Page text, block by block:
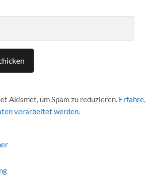
Akismet, um Spam zu reduzieren. Erfahre,
verarbeitet werden.